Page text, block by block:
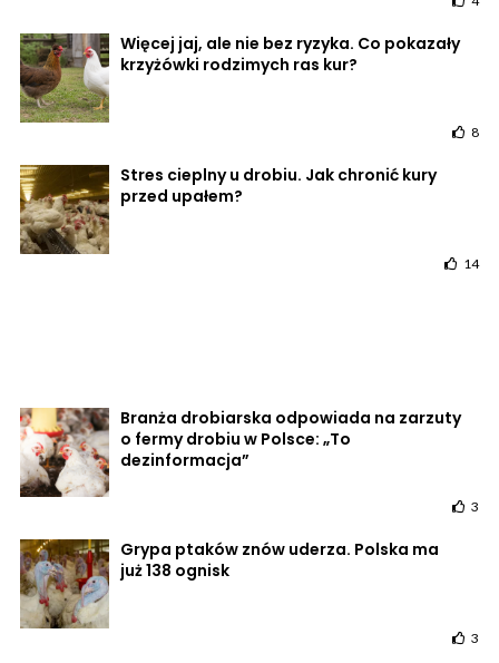
Więcej jaj, ale nie bez ryzyka. Co pokazały
krzyżówki rodzimych ras kur?
8
Stres cieplny u drobiu. Jak chronić kury
przed upałem?
14
Branża drobiarska odpowiada na zarzuty
o fermy drobiu w Polsce: „To
dezinformacja”
3
Grypa ptaków znów uderza. Polska ma
już 138 ognisk
3